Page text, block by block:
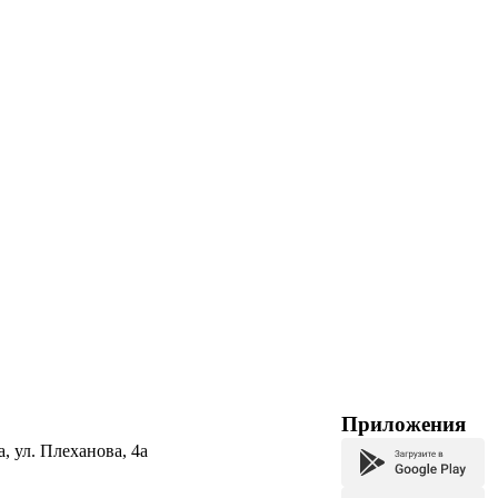
ул. Плеханова, 4а
Приложения